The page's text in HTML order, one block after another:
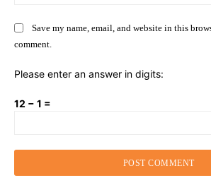
Save my name, email, and website in this
comment.
Please enter an answer in digits:
12 − 1 =